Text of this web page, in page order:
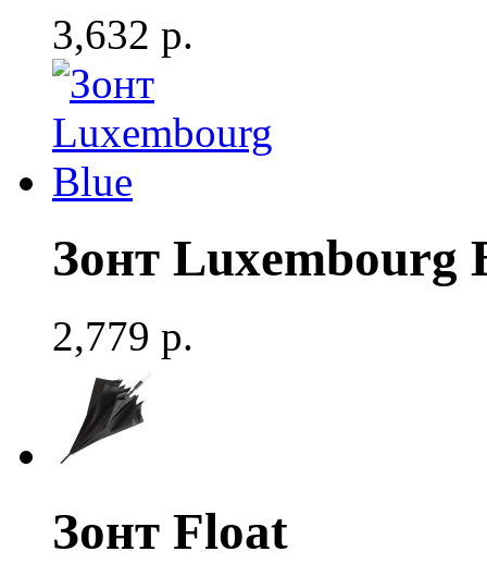
3,632 р.
Зонт Luxembourg
2,779 р.
Зонт Float